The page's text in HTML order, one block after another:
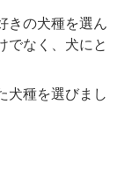
きの犬種を選ん
でなく、犬にと
犬種を選びまし